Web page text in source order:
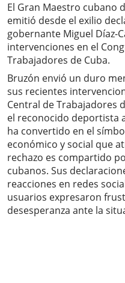
El Gran Maestro cubano
emitió desde el exilio
gobernante Miguel Díaz-
intervenciones en el
Trabajadores de Cuba.
Bruzón envió un duro
sus recientes
Central de Trabajadores
el reconocido deportista
ha convertido en el
económico y social que
rechazo es compartido
cubanos. Sus
reacciones en redes
usuarios expresaron
desesperanza ante la